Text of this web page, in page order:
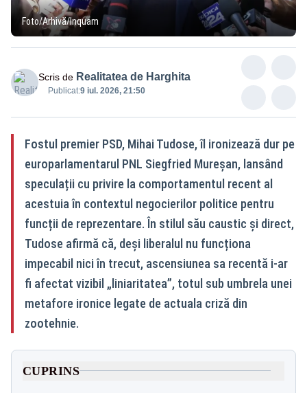
Foto/Arhivă/Inquam
Scris de Realitatea de Harghita
Publicat:9 iul. 2026, 21:50
Fostul premier PSD, Mihai Tudose, îl ironizează dur pe
europarlamentarul PNL Siegfried Mureșan, lansând
speculații cu privire la comportamentul recent al
acestuia în contextul negocierilor politice pentru
funcții de reprezentare. În stilul său caustic și direct,
Tudose afirmă că, deși liberalul nu funcționa
impecabil nici în trecut, ascensiunea sa recentă i-ar
fi afectat vizibil „liniaritatea”, totul sub umbrela unei
metafore ironice legate de actuala criză din
zootehnie.
CUPRINS